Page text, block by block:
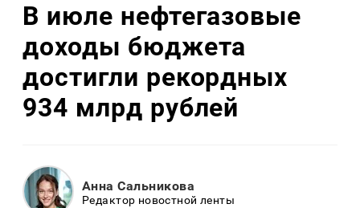
В июле нефтегазовые
доходы бюджета
достигли рекордных
934 млрд рублей
Анна Сальникова
Редактор новостной ленты